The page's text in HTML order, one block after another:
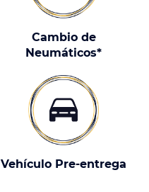
Cambio de
Neumáticos*
Vehículo Pre-entrega